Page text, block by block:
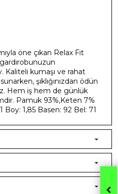
öne çıkan Relax Fit
Kaliteli kumaşı ve rahat
şıklığınızdan ödün
Hem iş hem de günlük
Pamuk 93%,Keten 7%
1,85 Basen: 92 Bel: 71